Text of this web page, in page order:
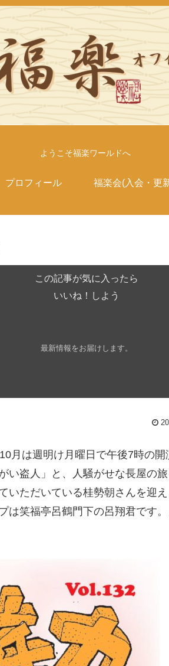
ようこそ福楽ワールドへ
プロフィール 福楽会(入会・更
内）
この記事が気に入ったら
いいね！しよう
最新情報をお届けします。
月は週明け月曜日で午後7時の開
い盗人」と、人騒がせな長屋の
いただいている桂勢朝さんを迎え
は笑福亭呂鶴門下の呂翔君です